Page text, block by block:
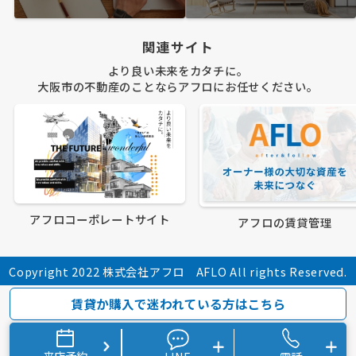
関連サイト
より良い未来をカタチに。
大阪市の不動産のことならアフロにお任せください。
アフロコーポレートサイト アフロの賃貸管理
Copyright 2022 株式会社アフロ AFLO All rights Reserved.
賃貸か購入で迷われている方はこちら